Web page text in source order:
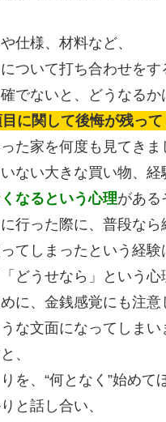
仕様、材料など、
ついて打ち合わせをす
でないと、どうなるか
に関して後悔が残って
た家を何度も見てきま
ない大きな買い物、経
なるという心理がある
行った際に、普段なら
てしまったという経験
どうせなら」という心
に、金銭感覚にも注意
な文面になってしまい
、
を、“何となく”始めて
と話し合い、